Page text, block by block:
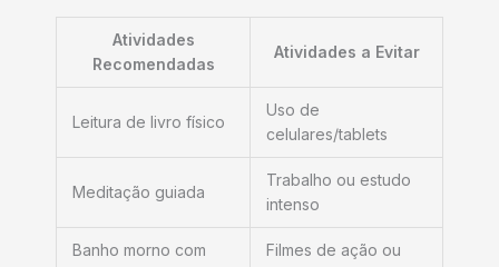
Atividades
Recomendadas
Atividades a Evitar
Leitura de livro físico
Uso de
celulares/tablets
Meditação guiada
Trabalho ou estudo
intenso
Banho morno com
Filmes de ação ou